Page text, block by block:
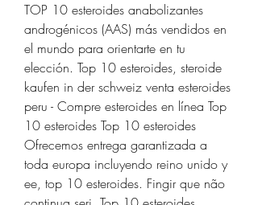
TOP 10 esteroides anabolizantes
androgénicos (AAS) más vendidos en
el mundo para orientarte en tu
elección. Top 10 esteroides, steroide
kaufen in der schweiz venta esteroides
peru - Compre esteroides en línea Top
10 esteroides Top 10 esteroides
Ofrecemos entrega garantizada a
toda europa incluyendo reino unido y
ee, top 10 esteroides. Fingir que não